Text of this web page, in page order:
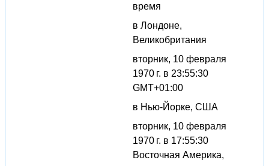
время
в Лондоне,
Великобритания
вторник, 10 февраля
1970 г. в 23:55:30
GMT+01:00
в Нью-Йорке, США
вторник, 10 февраля
1970 г. в 17:55:30
Восточная Америка,